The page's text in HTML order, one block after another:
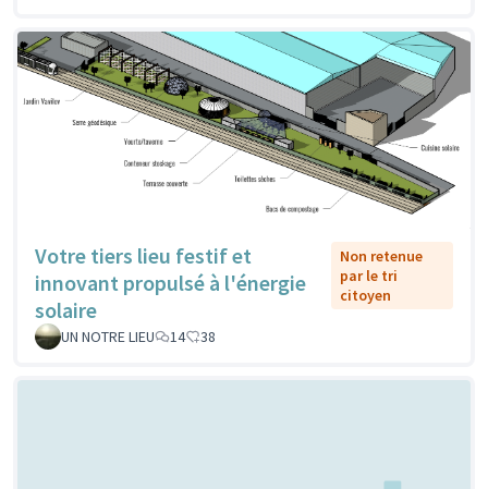
Votre tiers lieu festif et
innovant propulsé à l'énergie
solaire
Non retenue
par le tri
citoyen
UN NOTRE LIEU 14 38